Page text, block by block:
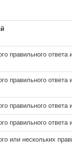
правильного ответа
правильного ответа
правильного ответа
правильного ответа
или нескольких